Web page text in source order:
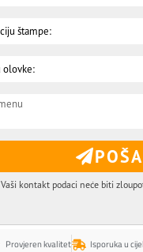
Vaši kontakt podaci neće biti
Provjeren kvalitet Isporuka u